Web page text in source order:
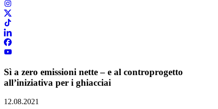
Sì a zero emissioni nette – e al controprogetto
all’iniziativa per i ghiacciai
12.08.2021